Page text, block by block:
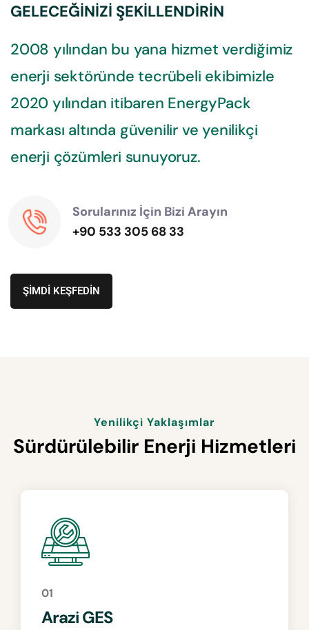
GELECEĞİNİZİ ŞEKİLLENDİRİN
2008 yılından bu yana hizmet verdiğimiz
enerji sektöründe tecrübeli ekibimizle
2020 yılından itibaren EnergyPack
markası altında güvenilir ve yenilikçi
enerji çözümleri sunuyoruz.
Sorularınız İçin Bizi Arayın
+90 533 305 68 33
ŞİMDİ KEŞFEDİN
Yenilikçi Yaklaşımlar
Sürdürülebilir Enerji Hizmetleri
01
Arazi GES